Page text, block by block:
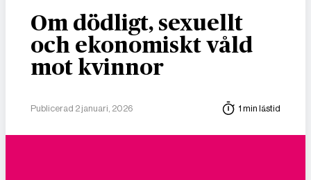
Om dödligt, sexuellt
och ekonomiskt våld
mot kvinnor
Publicerad 2 januari, 2026 1 min lästid